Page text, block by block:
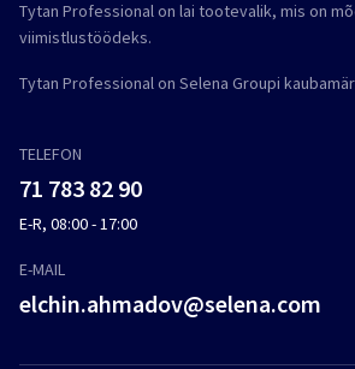
Tytan Professional on lai tootevalik, mis on
viimistlustöödeks.
Tytan Professional on Selena Groupi
TELEFON
71 783 82 90
E-R, 08:00 - 17:00
E-MAIL
elchin.ahmadov@selena.com